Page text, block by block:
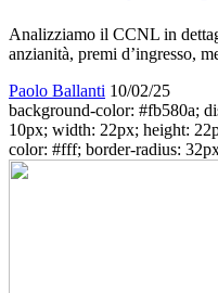
Analizziamo il CCNL in
anzianità, premi d’ingresso,
Paolo Ballanti 10/02/25
background-color: #fb580a;
10px; width: 22px; height:
color: #fff; border-radius: